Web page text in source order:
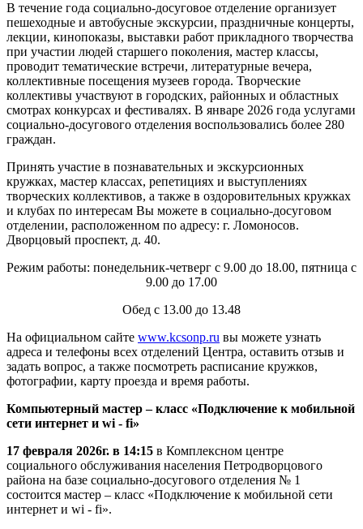
В течение года социально-досуговое отделение организует
пешеходные и автобусные экскурсии, праздничные концерты,
лекции, кинопоказы, выставки работ прикладного творчества
при участии людей старшего поколения, мастер классы,
проводит тематические встречи, литературные вечера,
коллективные посещения музеев города. Творческие
коллективы участвуют в городских, районных и областных
смотрах конкурсах и фестивалях. В январе 2026 года услугами
социально-досугового отделения воспользовались более 280
граждан.
Принять участие в познавательных и экскурсионных
кружках, мастер классах, репетициях и выступлениях
творческих коллективов, а также в оздоровительных кружках
и клубах по интересам Вы можете в социально-досуговом
отделении, расположенном по адресу: г. Ломоносов.
Дворцовый проспект, д. 40.
Режим работы: понедельник-четверг с 9.00 до 18.00, пятница с
9.00 до 17.00
Обед с 13.00 до 13.48
На официальном сайте www.kcsonp.ru вы можете узнать
адреса и телефоны всех отделений Центра, оставить отзыв и
задать вопрос, а также посмотреть расписание кружков,
фотографии, карту проезда и время работы.
Компьютерный мастер – класс «Подключение к мобильной
сети интернет и wi - fi»
17 февраля 2026г. в 14:15 в Комплексном центре
социального обслуживания населения Петродворцового
района на базе социально-досугового отделения № 1
состоится мастер – класс «Подключение к мобильной сети
интернет и wi - fi».